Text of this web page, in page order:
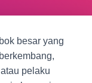
besar yang
pelaku